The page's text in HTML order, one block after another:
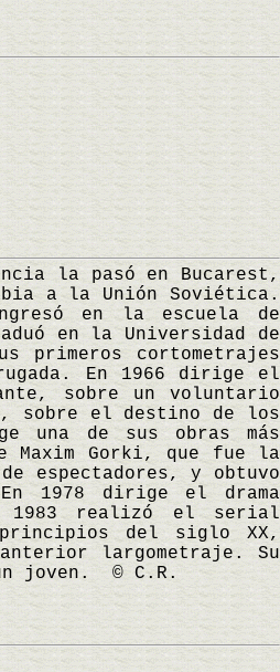
la pasó en Bucarest,
a la Unión Soviética.
en la escuela de
en la Universidad de
primeros cortometrajes
En 1966 dirige el
sobre un voluntario
sobre el destino de los
una de sus obras más
Maxim Gorki, que fue la
espectadores, y obtuvo
1978 dirige el drama
1983 realizó el serial
del siglo XX,
largometraje. Su
joven. © C.R.